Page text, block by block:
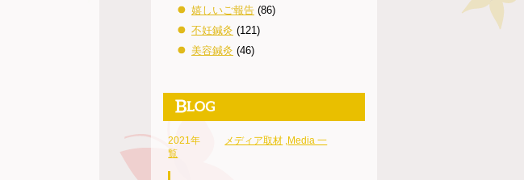
嬉しいご報告 (86)
不妊鍼灸 (121)
美容鍼灸 (46)
2021年 メディア取材 ,Media 一
覧